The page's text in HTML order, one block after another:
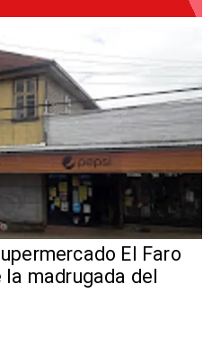
El Faro
madrugada del